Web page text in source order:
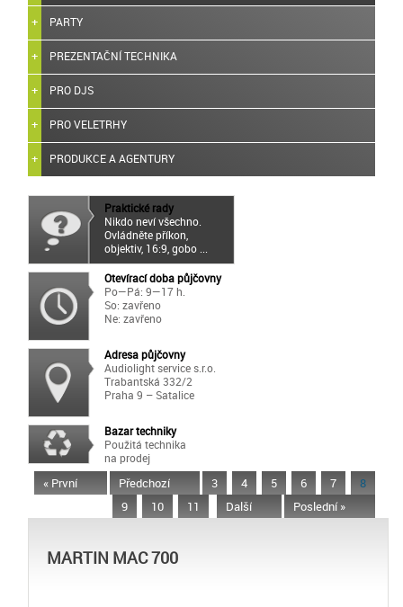
PARTY
PREZENTAČNÍ TECHNIKA
PRO DJS
PRO VELETRHY
PRODUKCE A AGENTURY
Praktické rady
Nikdo neví všechno.
Ovládněte příkon,
objektiv, 16:9, gobo ...
Otevírací doba půjčovny
Po—Pá: 9—17 h.
So: zavřeno
Ne: zavřeno
Adresa půjčovny
Audiolight service s.r.o.
Trabantská 332/2
Praha 9 – Satalice
Bazar techniky
Použitá technika
na prodej
« První Předchozí 3 4 5 6 7
8
9
10 11 Další Poslední »
MARTIN MAC 700